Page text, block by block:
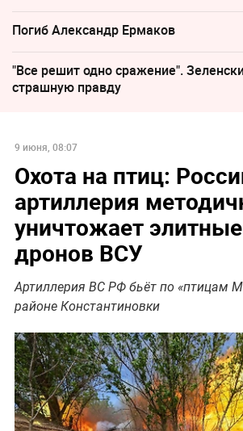
Погиб Александр Ермаков
"Все решит одно сражение".
страшную правду
9 июня, 08:07
Охота на птиц:
артиллерия
уничтожает
дронов ВСУ
Артиллерия ВС РФ бьёт по «птицам
районе Константиновки